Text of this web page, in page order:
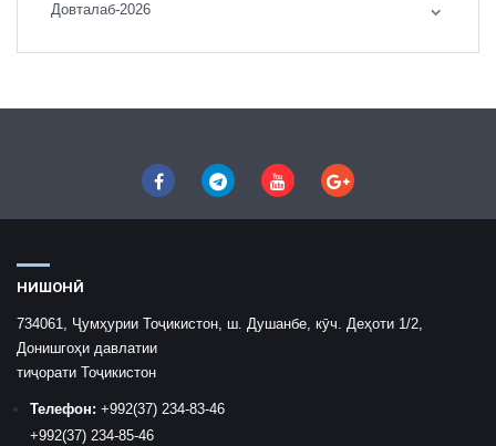
Довталаб-2026
НИШОНӢ
734061, Ҷумҳурии Тоҷикистон, ш. Душанбе, кӯч. Деҳоти 1/2,
Донишгоҳи давлатии
тиҷорати Тоҷикистон
Телефон: +992(37) 234-83-46
+992(37) 234-85-46